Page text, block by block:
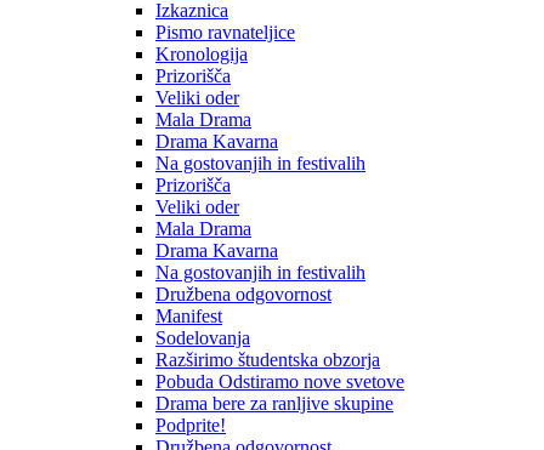
Izkaznica
Pismo ravnateljice
Kronologija
Prizorišča
Veliki oder
Mala Drama
Drama Kavarna
Na gostovanjih in festivalih
Prizorišča
Veliki oder
Mala Drama
Drama Kavarna
Na gostovanjih in festivalih
Družbena odgovornost
Manifest
Sodelovanja
Razširimo študentska obzorja
Pobuda Odstiramo nove svetove
Drama bere za ranljive skupine
Podprite!